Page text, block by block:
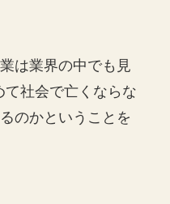
は業界の中でも見
社会で亡くならな
のかということを